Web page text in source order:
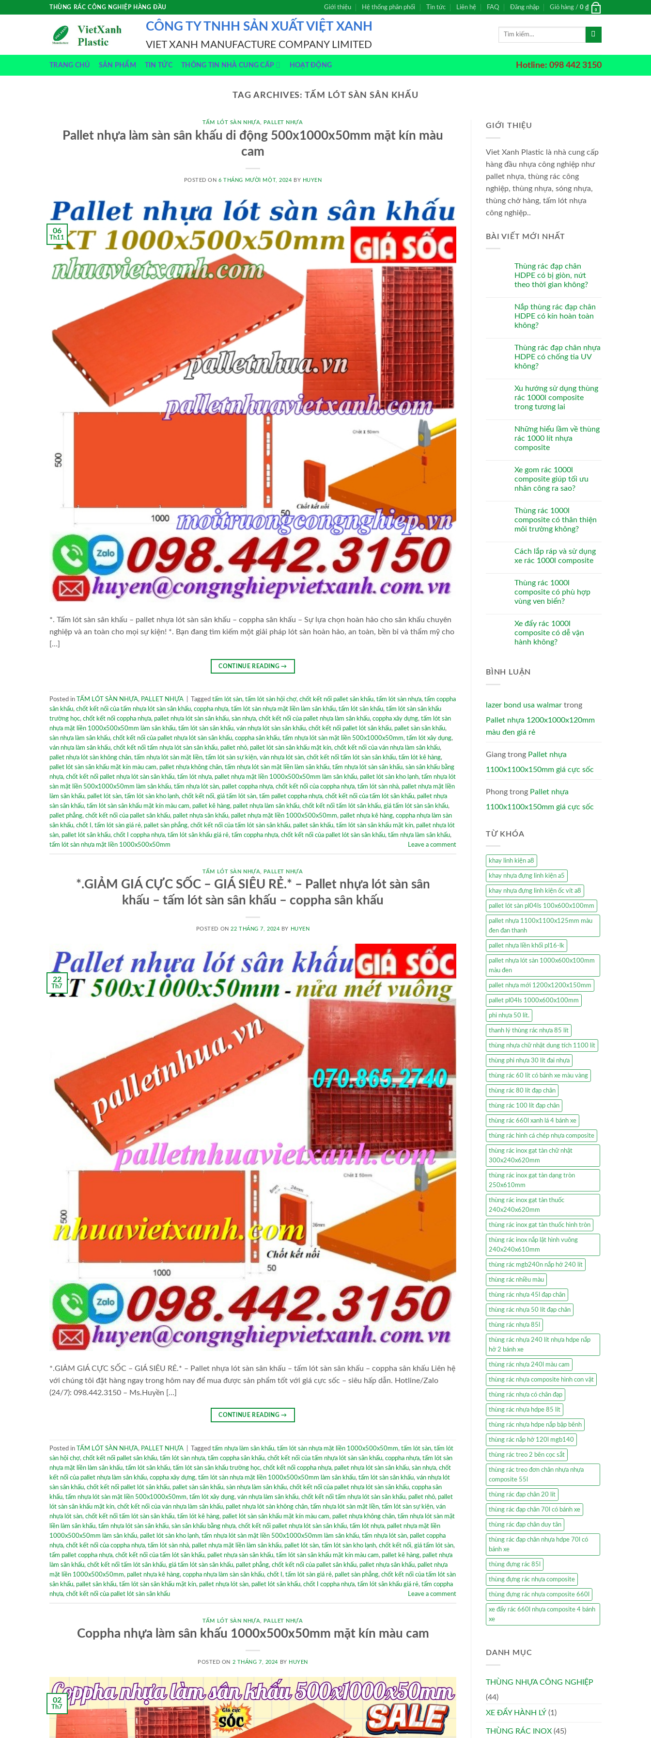
THÙNG RÁC CÔNG NGHIỆP HÀNG ĐẦU Giới thiệu Hệ thống phân phối Tin tức Liên hệ FAQ Đăng nhập Giỏ hàng / 0 ₫ 0
CÔNG TY TNHH SẢN XUẤT VIỆT XANH
VIET XANH MANUFACTURE COMPANY LIMITED
Tìm
TRANG CHỦ SẢN PHẨM TIN TỨC THÔNG TIN NHÀ CUNG CẤP HOẠT ĐỘNG Hotline: 098 442 3150
TAG ARCHIVES:TẤM LÓT SÀN SÂN KHẤU
TẤM LÓT SÀN NHỰA PALLET NHỰA
Pallet nhựa làm sàn sân khấu di động 500x1000x50mm mặt kín màu
cam
POSTED ON6 THÁNG MƯỜI MỘT, 2024 BY HUYEN
06
Th11
*. Tấm lót sàn sân khấu – pallet nhựa lót sàn sân khấu – coppha sân khấu – Sự lựa chọn hoàn hảo cho sân khấu chuyên
nghiệp và an toàn cho mọi sự kiện! *. Bạn đang tìm kiếm một giải pháp lót sàn hoàn hảo, an toàn, bền bỉ và thẩm mỹ cho
[…]
CONTINUE READING→
Posted in TẤM LÓT SÀN NHỰA, PALLET NHỰA Tagged tấm lót sàn, tấm lót sàn hội chợ, chốt kết nối pallet sân khấu, tấm lót sàn nhựa, tấm coppha
sân khấu, chốt kết nối của tấm nhựa lót sàn sân khấu, coppha nhựa, tấm lót sàn nhựa mặt liền làm sân khấu, tấm lót sân khấu, tấm lót sàn sân khấu
trường học, chốt kết nối coppha nhựa, pallet nhựa lót sàn sân khấu, sàn nhựa, chốt kết nối của pallet nhựa làm sân khấu, coppha xây dựng, tấm lót sàn
nhựa mặt liền 1000x500x50mm làm sân khấu, tấm lót sàn sân khấu, ván nhựa lót sàn sân khấu, chốt kết nối pallet lót sân khấu, pallet sàn sân khấu,
sàn nhựa làm sân khấu, chốt kết nối của pallet nhựa lót sàn sân khấu, coppha sân khấu, tấm nhựa lót sàn mặt liền 500x1000x50mm, tấm lót xây dụng,
ván nhựa làm sân khấu, chốt kết nối tấm nhựa lót sàn sân khấu, pallet nhỏ, pallet lót sàn sân khấu mặt kín, chốt kết nối của ván nhựa làm sân khấu,
pallet nhựa lót sàn không chân, tấm nhựa lót sàn mặt liền, tấm lót sàn sự kiện, ván nhựa lót sàn, chốt kết nối tấm lót sàn sân khấu, tấm lót kê hàng,
pallet lót sàn sân khấu mặt kín màu cam, pallet nhựa không chân, tấm nhựa lót sàn mặt liền làm sân khấu, tấm nhựa lót sàn sân khấu, sàn sân khấu bằng
nhựa, chốt kết nối pallet nhựa lót sàn sân khấu, tấm lót nhựa, pallet nhựa mặt liền 1000x500x50mm làm sân khấu, pallet lót sàn kho lạnh, tấm nhựa lót
sàn mặt liền 500x1000x50mm làm sân khấu, tấm nhựa lót sàn, pallet coppha nhựa, chốt kết nối của coppha nhựa, tấm lót sàn nhà, pallet nhựa mặt liền
làm sân khấu, pallet lót sàn, tấm lót sàn kho lạnh, chốt kết nối, giá tấm lót sàn, tấm pallet coppha nhựa, chốt kết nối của tấm lót sân khấu, pallet nhựa
sàn sân khấu, tấm lót sàn sân khấu mặt kín màu cam, pallet kê hàng, pallet nhựa làm sân khấu, chốt kết nối tấm lót sân khấu, giá tấm lót sàn sân khấu,
pallet phẳng, chốt kết nối của pallet sân khấu, pallet nhựa sân khấu, pallet nhựa mặt liền 1000x500x50mm, pallet nhựa kê hàng, coppha nhựa làm sàn
sân khấu, chốt I , tấm lót sàn giá rẻ, pallet sàn phẳng, chốt kết nối của tấm lót sàn sân khấu, pallet sân khấu, tấm lót sàn sân khấu mặt kín, pallet nhựa lót
sàn, pallet lót sân khấu, chốt I coppha nhựa, tấm lót sân khấu giá rẻ, tấm coppha nhựa, chốt kết nối của pallet lót sàn sân khấu, tấm nhựa làm sân khấu,
tấm lót sàn nhựa mặt liền 1000x500x50mm
Leave a comment
TẤM LÓT SÀN NHỰA PALLET NHỰA
*.GIẢM GIÁ CỰC SỐC – GIÁ SIÊU RẺ.* – Pallet nhựa lót sàn sân
khấu – tấm lót sàn sân khấu – coppha sân khấu
POSTED ON22 THÁNG 7, 2024 BY HUYEN
22
Th7
*.GIẢM GIÁ CỰC SỐC – GIÁ SIÊU RẺ.* – Pallet nhựa lót sàn sân khấu – tấm lót sàn sân khấu – coppha sân khấu Liên hệ
với chúng tôi đặt hàng ngay trong hôm nay để mua được sản phẩm tốt với giá cực sốc – siêu hấp dẫn. Hotline/Zalo
(24/7): 098.442.3150 – Ms.Huyền […]
CONTINUE READING→
Posted in TẤM LÓT SÀN NHỰA, PALLET NHỰA Tagged tấm nhựa làm sân khấu, tấm lót sàn nhựa mặt liền 1000x500x50mm, tấm lót sàn, tấm lót
sàn hội chợ, chốt kết nối pallet sân khấu, tấm lót sàn nhựa, tấm coppha sân khấu, chốt kết nối của tấm nhựa lót sàn sân khấu, coppha nhựa, tấm lót sàn
nhựa mặt liền làm sân khấu, tấm lót sân khấu, tấm lót sàn sân khấu trường học, chốt kết nối coppha nhựa, pallet nhựa lót sàn sân khấu, sàn nhựa, chốt
kết nối của pallet nhựa làm sân khấu, coppha xây dựng, tấm lót sàn nhựa mặt liền 1000x500x50mm làm sân khấu, tấm lót sàn sân khấu, ván nhựa lót
sàn sân khấu, chốt kết nối pallet lót sân khấu, pallet sàn sân khấu, sàn nhựa làm sân khấu, chốt kết nối của pallet nhựa lót sàn sân khấu, coppha sân
khấu, tấm nhựa lót sàn mặt liền 500x1000x50mm, tấm lót xây dụng, ván nhựa làm sân khấu, chốt kết nối tấm nhựa lót sàn sân khấu, pallet nhỏ, pallet
lót sàn sân khấu mặt kín, chốt kết nối của ván nhựa làm sân khấu, pallet nhựa lót sàn không chân, tấm nhựa lót sàn mặt liền, tấm lót sàn sự kiện, ván
nhựa lót sàn, chốt kết nối tấm lót sàn sân khấu, tấm lót kê hàng, pallet lót sàn sân khấu mặt kín màu cam, pallet nhựa không chân, tấm nhựa lót sàn mặt
liền làm sân khấu, tấm nhựa lót sàn sân khấu, sàn sân khấu bằng nhựa, chốt kết nối pallet nhựa lót sàn sân khấu, tấm lót nhựa, pallet nhựa mặt liền
1000x500x50mm làm sân khấu, pallet lót sàn kho lạnh, tấm nhựa lót sàn mặt liền 500x1000x50mm làm sân khấu, tấm nhựa lót sàn, pallet coppha
nhựa, chốt kết nối của coppha nhựa, tấm lót sàn nhà, pallet nhựa mặt liền làm sân khấu, pallet lót sàn, tấm lót sàn kho lạnh, chốt kết nối, giá tấm lót sàn,
tấm pallet coppha nhựa, chốt kết nối của tấm lót sân khấu, pallet nhựa sàn sân khấu, tấm lót sàn sân khấu mặt kín màu cam, pallet kê hàng, pallet nhựa
làm sân khấu, chốt kết nối tấm lót sân khấu, giá tấm lót sàn sân khấu, pallet phẳng, chốt kết nối của pallet sân khấu, pallet nhựa sân khấu, pallet nhựa
mặt liền 1000x500x50mm, pallet nhựa kê hàng, coppha nhựa làm sàn sân khấu, chốt I , tấm lót sàn giá rẻ, pallet sàn phẳng, chốt kết nối của tấm lót sàn
sân khấu, pallet sân khấu, tấm lót sàn sân khấu mặt kín, pallet nhựa lót sàn, pallet lót sân khấu, chốt I coppha nhựa, tấm lót sân khấu giá rẻ, tấm coppha
nhựa, chốt kết nối của pallet lót sàn sân khấu Leave a comment
TẤM LÓT SÀN NHỰA PALLET NHỰA
Coppha nhựa làm sân khấu 1000x500x50mm mặt kín màu cam
POSTED ON 2 THÁNG 7, 2024 BY HUYEN
02
Th7
GIỚI THIỆU
Viet Xanh Plastic là nhà cung cấp
hàng đầu nhựa công nghiệp như
pallet nhựa, thùng rác công
nghiệp, thùng nhựa, sóng nhựa,
thùng chở hàng, tấm lót nhựa
công nghiệp..
BÀI VIẾT MỚI NHẤT
Thùng rác đạp chân
HDPE có bị giòn, nứt
theo thời gian không?
Nắp thùng rác đạp chân
HDPE có kín hoàn toàn
không?
Thùng rác đạp chân nhựa
HDPE có chống tia UV
không?
Xu hướng sử dụng thùng
rác 1000l composite
trong tương lai
Những hiểu lầm về thùng
rác 1000 lít nhựa
composite
Xe gom rác 1000l
composite giúp tối ưu
nhân công ra sao?
Thùng rác 1000l
composite có thân thiện
môi trường không?
Cách lắp ráp và sử dụng
xe rác 1000l composite
Thùng rác 1000l
composite có phù hợp
vùng ven biển?
Xe đẩy rác 1000l
composite có dễ vận
hành không?
BÌNH LUẬN
lazer bond usa walmar trong
Pallet nhựa 1200x1000x120mm
màu đen giá rẻ
Giang trong Pallet nhựa
1100x1100x150mm giá cực sốc
Phong trong Pallet nhựa
1100x1100x150mm giá cực sốc
TỪ KHÓA
khay linh kiện a8
khay nhựa đựng linh kiện a5
khay nhựa đựng linh kiện ốc vít a8
pallet lót sàn pl04ls 100x600x100mm
pallet nhựa 1100x1100x125mm màu
đen đan thanh
pallet nhựa liền khối pl16-lk
pallet nhựa lót sàn 1000x600x100mm
màu đen
pallet nhựa mới 1200x1200x150mm
pallet pl04ls 1000x600x100mm
phi nhựa 50 lít.
thanh lý thùng rác nhựa 85 lít
thùng nhựa chữ nhật dung tích 1100 lít
thùng phi nhựa 30 lít đai nhựa
thùng rác 60 lít có bánh xe màu vàng
thùng rác 80 lít đạp chân
thùng rác 100 lít đạp chân
thùng rác 660l xanh lá 4 bánh xe
thùng rác hình cá chép nhựa composite
thùng rác inox gạt tàn chữ nhật
300x240x620mm
thùng rác inox gạt tàn dạng tròn
250x610mm
thùng rác inox gạt tàn thuốc
240x240x620mm
thùng rác inox gạt tàn thuốc hình tròn
thùng rác inox nắp lật hình vuông
240x240x610mm
thùng rác mgb240n nắp hở 240 lít
thùng rác nhiều màu
thùng rác nhựa 45l đạp chân
thùng rác nhựa 50 lít đạp chân
thùng rác nhựa 85l
thùng rác nhựa 240 lít nhựa hdpe nắp
hở 2 bánh xe
thùng rác nhựa 240l màu cam
thùng rác nhựa composite hình con vật
thùng rác nhựa có chân đạp
thùng rác nhựa hdpe 85 lít
thùng rác nhựa hdpe nắp bập bênh
thùng rác nắp hở 120l mgb140
thùng rác treo 2 bên cọc sắt
thùng rác treo đơn chân nhựa nhựa
composite 55l
thùng rác đạp chân 20 lít
thùng rác đạp chân 70l có bánh xe
thùng rác đạp chân duy tân
thùng rác đạp chân nhựa hdpe 70l có
bánh xe
thùng đựng rác 85l
thùng đựng rác nhựa composite
thùng đựng rác nhựa composite 660l
xe đẩy rác 660l nhựa composite 4 bánh
xe
DANH MỤC
THÙNG NHỰA CÔNG NGHIỆP
(44)
XE ĐẨY HÀNH LÝ (1)
THÙNG RÁC INOX (45)